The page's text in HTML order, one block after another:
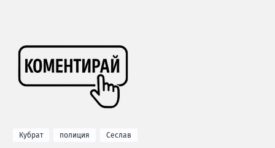
Кубрат полиция Сеслав